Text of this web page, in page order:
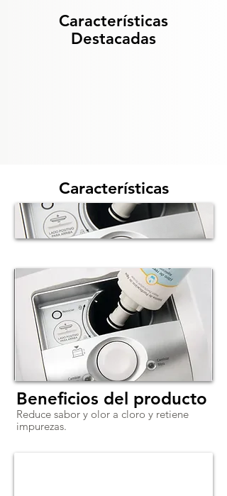
Características
Destacadas
Características
Beneficios del producto
Reduce sabor y olor a cloro y retiene
impurezas.